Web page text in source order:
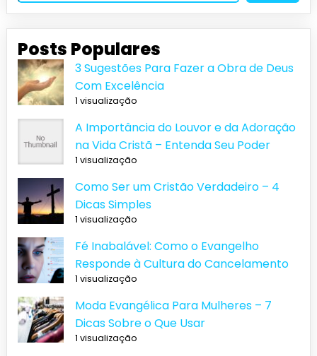
Posts Populares
3 Sugestões Para Fazer a Obra de Deus
Com Excelência
1 visualização
A Importância do Louvor e da Adoração
na Vida Cristã – Entenda Seu Poder
1 visualização
Como Ser um Cristão Verdadeiro – 4
Dicas Simples
1 visualização
Fé Inabalável: Como o Evangelho
Responde à Cultura do Cancelamento
1 visualização
Moda Evangélica Para Mulheres – 7
Dicas Sobre o Que Usar
1 visualização